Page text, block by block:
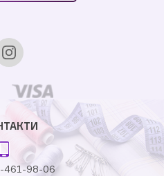
461-98-06